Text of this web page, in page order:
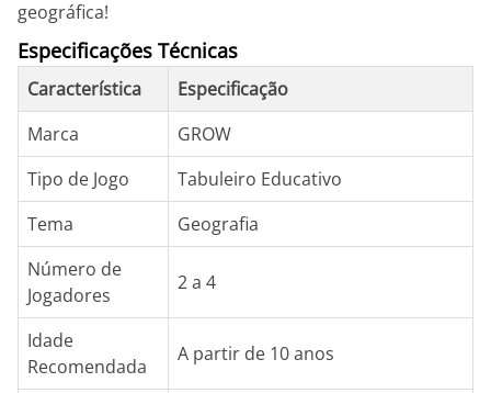
geográfica!
Especificações Técnicas
Característica
Especificação
Marca
GROW
Tipo de Jogo
Tabuleiro Educativo
Tema
Geografia
Número de
Jogadores
2 a 4
Idade
Recomendada
A partir de 10 anos